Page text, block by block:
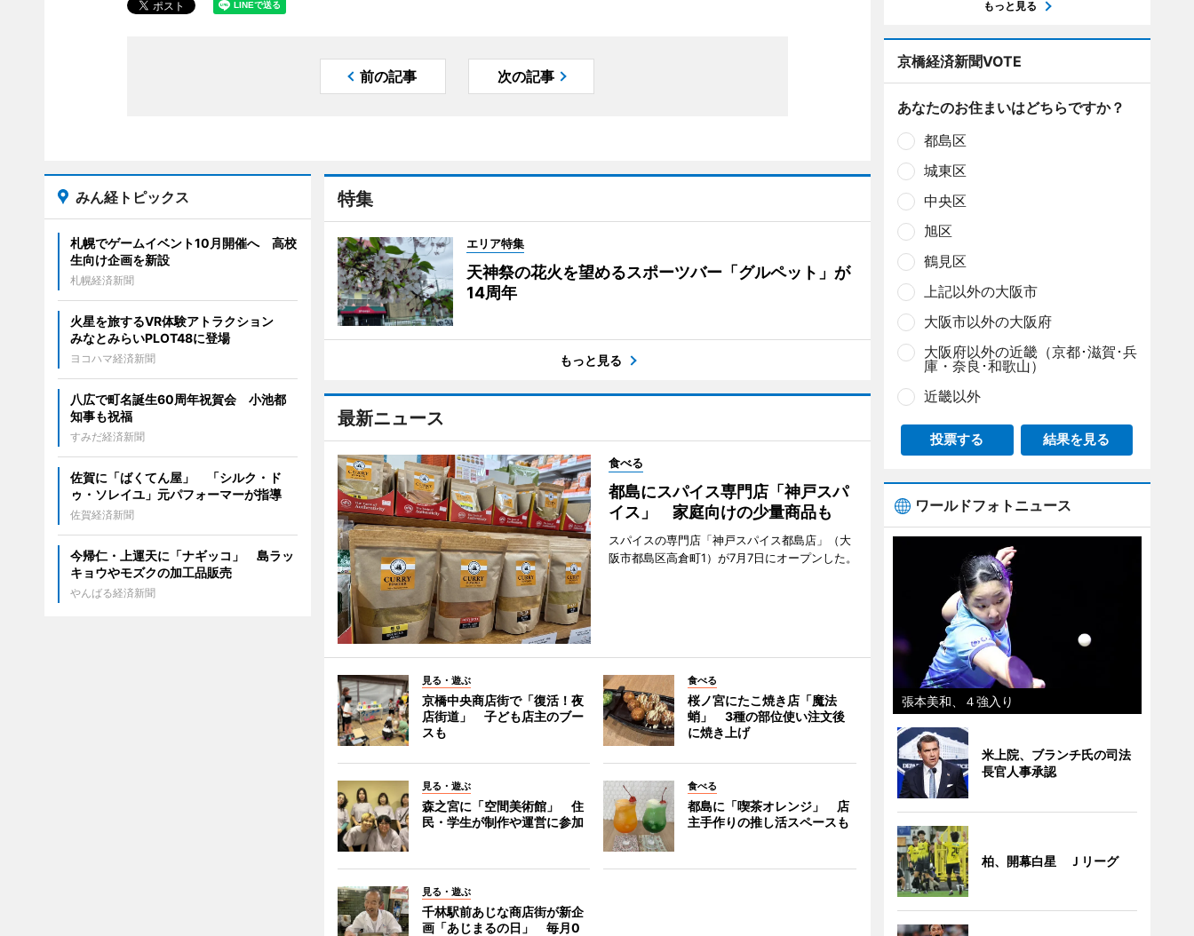
前の記事 次の記事
特集
エリア特集
天神祭の花火を望めるスポーツバー「グルペット」が
14周年
もっと見る
最新ニュース
食べる
都島にスパイス専門店「神戸スパ
イス」 家庭向けの少量商品も
スパイスの専門店「神戸スパイス都島店」（大
阪市都島区高倉町1）が7月7日にオープンした。
見る・遊ぶ
京橋中央商店街で「復活！夜
店街道」 子ども店主のブー
スも
食べる
桜ノ宮にたこ焼き店「魔法
蛸」 3種の部位使い注文後
に焼き上げ
見る・遊ぶ
森之宮に「空間美術館」 住
民・学生が制作や運営に参加
食べる
都島に「喫茶オレンジ」 店
主手作りの推し活スペースも
見る・遊ぶ
千林駅前あじな商店街が新企
画「あじまるの日」 毎月0
みん経トピックス
札幌でゲームイベント10月開催へ 高校
生向け企画を新設
札幌経済新聞
火星を旅するVR体験アトラクション
みなとみらいPLOT48に登場
ヨコハマ経済新聞
八広で町名誕生60周年祝賀会 小池都
知事も祝福
すみだ経済新聞
佐賀に「ばくてん屋」 「シルク・ド
ゥ・ソレイユ」元パフォーマーが指導
佐賀経済新聞
今帰仁・上運天に「ナギッコ」 島ラッ
キョウやモズクの加工品販売
やんばる経済新聞
もっと見る
京橋経済新聞VOTE
あなたのお住まいはどちらですか？
都島区
城東区
中央区
旭区
鶴見区
上記以外の大阪市
大阪市以外の大阪府
大阪府以外の近畿（京都･滋賀･兵
庫・奈良･和歌山）
近畿以外
投票する 結果を見る
ワールドフォトニュース
張本美和、４強入り
米上院、ブランチ氏の司法
長官人事承認
柏、開幕白星 Ｊリーグ